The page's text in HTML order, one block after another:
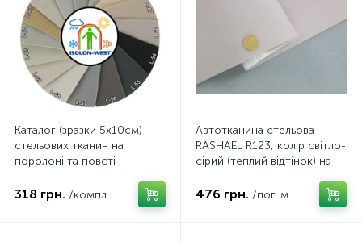
Каталог (зразки 5х10см)
стельових тканин на
поролоні та повсті
Petek і тип-Y
318 грн. /компл
Автотканина стельова
RASHAEL R123, колір світло-
сірий (теплий відтінок) на
товщина 3мм, ширина
476 грн. /пог. м